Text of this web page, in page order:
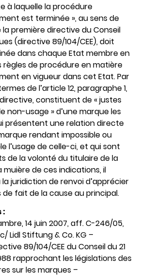
à laquelle la procédure
est terminée », au sens de
la première directive du Conseil
(directive 89/104/CEE), doit
dans chaque Etat membre en
de procédure en matière
en vigueur dans cet Etat. Par
de l’article 12, paragraphe 1,
constituent de « justes
non-usage » d’une marque les
présentent une relation directe
rendant impossible ou
l’usage de celle-ci, et qui sont
de la volonté du titulaire de la
muière de ces indications, il
juridiction de renvoi d’apprécier
de fait de la cause au principal.
:
14 juin 2007, aff. C-246/05,
Lidl Stiftung & Co. KG –
89/104/CEE du Conseil du 21
rapprochant les législations des
sur les marques –